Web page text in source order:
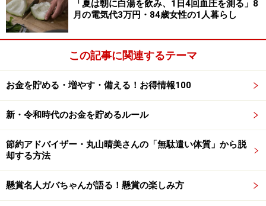
動車税3万4500円、軽自動車税1万800円。住宅ローンの
金利が上がったため年末に少しずつ繰上返済を予定して
いる。将来的にインプラントで50万円かかる予定で、現
在1本だけデンチャー（入れ歯）を作っているが、それ
だけでも6万円ほどかかる。税金などを払えばマイナ
ス」と語っています。
ボーナスの使い道には最近の物価高も影響しているそう
で、「食費がかなり大きく値上がりを感じる。景気が上
がったとはまったく思っていない。旅行に出掛けるより
日常の生活を充実させることを優先している」とノリノ
リさん。
「夏は朝に白湯を飲み、1日4回血圧を測る」8
月の電気代3万円・84歳女性の1人暮らし
この記事に関連するテーマ
お金を貯める・増やす・備える！お得情報100
新・令和時代のお金を貯めるルール
節約アドバイザー・丸山晴美さんの「無駄遣い体質」から脱
却する方法
懸賞名人ガバちゃんが語る！懸賞の楽しみ方